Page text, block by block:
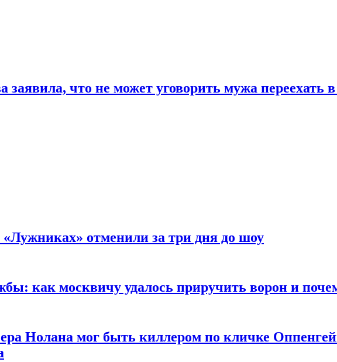
заявила, что не может уговорить мужа переехать
отменили за три дня до шоу
как москвичу удалось приручить ворон и
Нолана мог быть киллером по кличке